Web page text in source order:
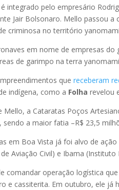
integrado pelo empresário
Jair Bolsonaro. Mello passou
criminosa no território
em nome de empresas
de garimpo na terra
quereceberam
indígena, como a Folha revelou
Mello, a Cataratas Poços
sendo a maior fatia –R$ 23,5
em Boa Vista já foi alvo de
Aviação Civil) e Ibama
comandar operação logística
e cassiterita. Em outubro, ele já